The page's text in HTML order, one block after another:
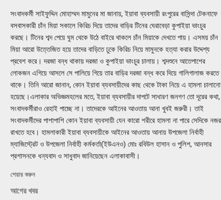
সংবাদকর্মী সাইফুদ্দিন মোহাম্মদ মামুনের মা জানায়, ইয়াবা ব্যবসায়ী রংপুরের বাসিন্দা টেকনাফে
বসবাসকারী চাঁন মিয়া সকালে কিরিচ দিয়ে তাদের বাড়ির টিনের ঘেরাবেড়া কুপাইয়া ভাংচুর
করছে। টিনের শব্দ পেয়ে ঘুম থেকে উঠে বাইরে থাকলে চাঁন মিয়াকে দেখতে পায়। এসময় চাঁন
মিয়া আরো উত্তেজিত হয়ে তাদের বাড়িতে ঢুকে কিরিচ নিয়ে মামুনকে হত্যা করার উদ্দেশ্য
প্রবেশ করে। দরজা বন্ধ থাকায় দরজা ও কুপাইয়া ভাংচুর চালায়। শব্দশুনে আতেপাশের
লোকজন এগিয়ে আসলে সে পালিয়ে গিয়ে তার বাড়ির দরজা বন্ধ করে দিয়ে গালিগালাজ করতে
থাকে। তিনি আরো জানান, কোন ইয়াবা ব্যবসায়ীদের কাছ থেকে টাকা নিয়ে এ হামলা চালানো
হয়েছে।এলাকার অভিজ্ঞমহলের মতে, ইয়াবা ব্যবসায়ীর দাপটে সাধারণ জনগণ তো দূরের কথা,
সংবাদকর্মীরাও রেহাই পাচ্ছে না। তাদেরকে আইনের আওতায় আনা খুবই জরুরী। তাই
সংবাদকর্মীদের পাশাপাশি কোন ইয়াবা ব্যবসায়ী যেন কারো শরীরে হামলা না পারে সেদিকে নজর
রাখতে হবে। হামলাকারী ইয়াবা ব্যবসায়ীকে আইনের আওতায় আনায় উপজেলা নির্বাহী
ম্যাজিস্ট্রেট ও উপজেলা নির্বাহী কর্মকর্তা(ইউএনও) মোঃ রবিউল হাসান ও পুলিশ, আনসার
প্রশাসনকে ধন্যবাদ ও সাধুবাদ জানিয়েছেন এলাকাবাসী।
শেয়ার করুন
আগের খবর